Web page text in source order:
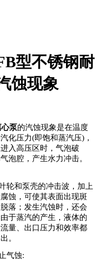
型不锈钢耐
蚀现象
泵的汽蚀现象是在温度
化压力(即饱和蒸汽压)，
入高压区时，气泡破
泡腔，产生水力冲击。
轮和泵壳的冲击波，加上
蚀，可使其表面出现斑
落；发生汽蚀时，还会
于蒸汽的产生，液体的
量、出口压力和效率都
。
气蚀: